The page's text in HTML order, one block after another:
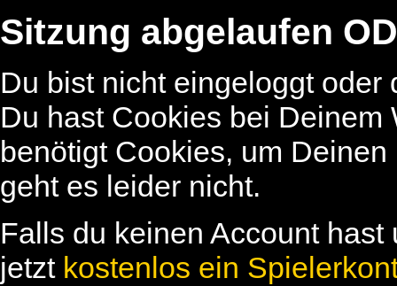
Sitzung abgelaufen
Du bist nicht eingeloggt
Du hast Cookies bei
benötigt Cookies, um
geht es leider nicht.
Falls du keinen Account
jetzt kostenlos ein